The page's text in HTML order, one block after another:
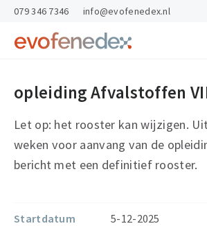
skipToContent
skipToFooter
Return
homepage
menu
079 346 7346 info@evofenedex.nl
opleiding Afvalstoffen
Let op: het rooster kan wijzigen.
weken voor aanvang van de
bericht met een definitief rooster.
Startdatum
5-12-2025